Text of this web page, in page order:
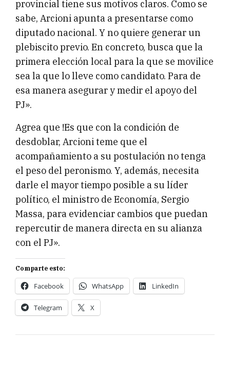
provincial tiene sus motivos claros. Como se
sabe, Arcioni apunta a presentarse como
diputado nacional. Y no quiere generar un
plebiscito previo. En concreto, busca que la
primera elección local para la que se movilice
sea la que lo lleve como candidato. Para de
esa manera asegurar y medir el apoyo del
PJ».
Agrea que !Es que con la condición de
desdoblar, Arcioni teme que el
acompañamiento a su postulación no tenga
el peso del peronismo. Y, además, necesita
darle el mayor tiempo posible a su líder
político, el ministro de Economía, Sergio
Massa, para evidenciar cambios que puedan
repercutir de manera directa en su alianza
con el PJ».
Comparte esto:
Facebook WhatsApp LinkedIn
Telegram X